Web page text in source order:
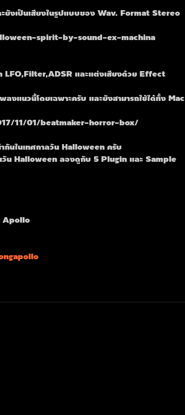
ยังเป็นเสียงในรูปแบบของ Wav. Format Stereo
spirit-by-sound-ex-machina
LFO,Filter,ADSR และแต่งเสียงด้วย Effect
ลงแนวนี้โดยเฉพาะครับ และยังสามารถใช้ได้ทั้ง Mac
11/01/beatmaker-horror-box/
นในเทศกาลวัน Halloween ครับ
วัน Halloween ลองดูกับ 5 Plugin และ Sample
Apollo